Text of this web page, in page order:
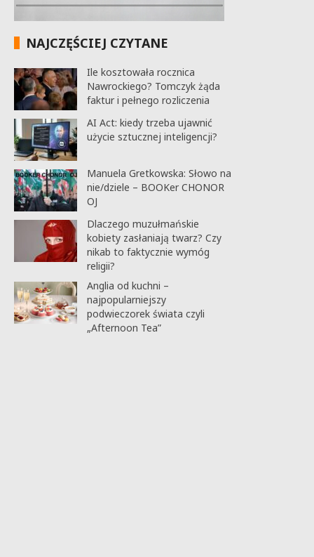
NAJCZĘŚCIEJ CZYTANE
Ile kosztowała rocznica
Nawrockiego? Tomczyk żąda
faktur i pełnego rozliczenia
AI Act: kiedy trzeba ujawnić
użycie sztucznej inteligencji?
Manuela Gretkowska: Słowo na
nie/dziele – BOOKer CHONOR
OJ
Dlaczego muzułmańskie
kobiety zasłaniają twarz? Czy
nikab to faktycznie wymóg
religii?
Anglia od kuchni –
najpopularniejszy
podwieczorek świata czyli
„Afternoon Tea”